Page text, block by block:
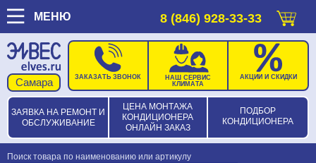
МЕНЮ 8 (846) 928-33-33
ЗАЯВКА НА РЕМОНТ И
ОБСЛУЖИВАНИЕ
ЦЕНА МОНТАЖА
КОНДИЦИОНЕРА
ОНЛАЙН ЗАКАЗ
ПОДБОР
КОНДИЦИОНЕРА
ЗАКАЗАТЬ ЗВОНОК
НАШ СЕРВИС
КЛИМАТА
АКЦИИ И СКИДКИ
Поиск товара по наименованию или артикулу